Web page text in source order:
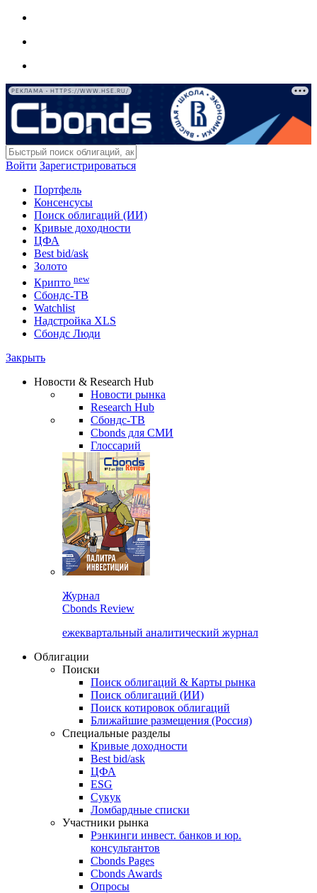
РЕКЛАМА • HTTPS://WWW.HSE.RU/
Войти Зарегистрироваться
Портфель
Консенсусы
Поиск облигаций (ИИ)
Кривые доходности
ЦФА
Best bid/ask
Золото
Крипто new
Сбондс-ТВ
Watchlist
Надстройка XLS
Сбондс Люди
Закрыть
Новости & Research Hub
Новости рынка
Research Hub
Сбондс-ТВ
Cbonds для СМИ
Глоссарий
Журнал
Cbonds Review
ежеквартальный аналитический журнал
Облигации
Поиски
Поиск облигаций & Карты рынка
Поиск облигаций (ИИ)
Поиск котировок облигаций
Ближайшие размещения (Россия)
Специальные разделы
Кривые доходности
Best bid/ask
ЦФА
ESG
Сукук
Ломбардные списки
Участники рынка
Рэнкинги инвест. банков и юр.
консультантов
Cbonds Pages
Cbonds Awards
Опросы